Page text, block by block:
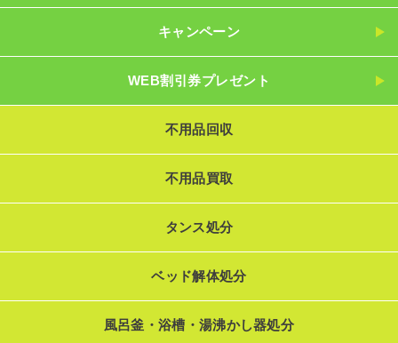
キャンペーン
WEB割引券プレゼント
不用品回収
不用品買取
タンス処分
ベッド解体処分
風呂釜・浴槽・湯沸かし器処分